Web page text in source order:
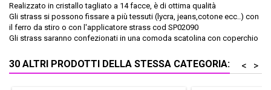
Realizzato in cristallo tagliato a 14 facce, è di ottima qualità
Gli strass si possono fissare a più tessuti (lycra, jeans,cotone ecc..) con
il ferro da stiro o con l'applicatore strass cod SP02090
Gli strass saranno confezionati in una comoda scatolina con coperchio
30 ALTRI PRODOTTI DELLA STESSA CATEGORIA: >
<